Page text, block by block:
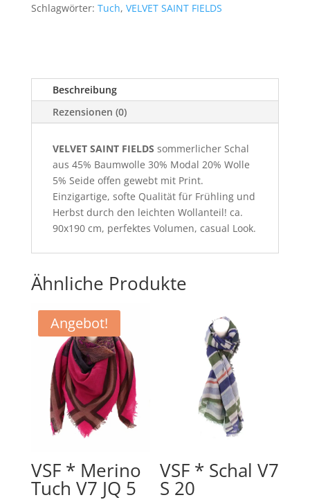
Schlagwörter: Tuch, VELVET SAINT FIELDS
Beschreibung
Rezensionen (0)
VELVET SAINT FIELDS sommerlicher Schal
aus 45% Baumwolle 30% Modal 20% Wolle
5% Seide offen gewebt mit Print.
Einzigartige, softe Qualität für Frühling und
Herbst durch den leichten Wollanteil! ca.
90x190 cm, perfektes Volumen, casual Look.
Ähnliche Produkte
Angebot!
VSF * Merino
Tuch V7 JQ 5
VSF * Schal V7
S 20